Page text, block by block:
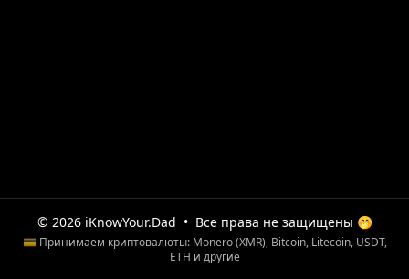
© 2026 iKnowYour.Dad • Все права не защищены 🤭
💳 Принимаем криптовалюты: Monero (XMR), Bitcoin, Litecoin, USDT,
ETH и другие